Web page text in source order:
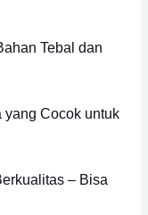
Tebal dan
yang Cocok untuk
– Bisa